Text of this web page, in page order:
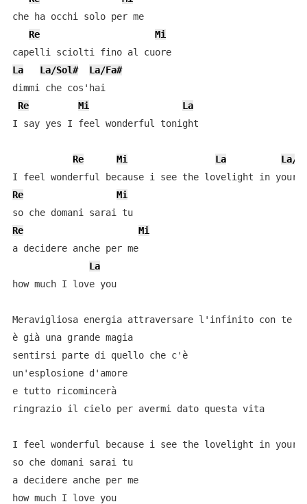
che ha occhi solo per me
Re
Mi
La
La/Sol#
La/Fa#
dimmi che cos'hai
Re
Mi
La
I say yes I feel wonderful tonight
Re Mi La La/
Re
Mi
Re
Mi
a decidere anche per me
La
how much I love you
Meravigliosa energia attraversare l'infinito con te
è già una grande magia
sentirsi parte di quello che c'è
un'esplosione d'amore
e tutto ricomincerà
ringrazio il cielo per avermi dato questa vita
I feel wonderful because i see the lovelight in your
so che domani sarai tu
a decidere anche per me
how much I love you